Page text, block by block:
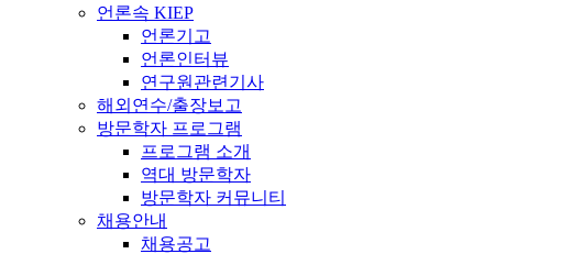
언론속 KIEP
언론기고
언론인터뷰
연구원관련기사
해외연수/출장보고
방문학자 프로그램
프로그램 소개
역대 방문학자
방문학자 커뮤니티
채용안내
채용공고